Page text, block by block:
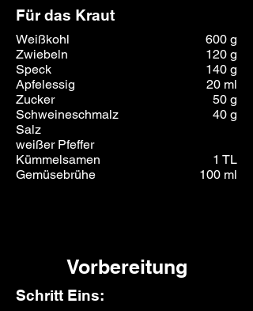
Für das Kraut
Weißkohl
Zwiebeln
Speck
Apfelessig
Zucker
Schweineschmalz
Salz
weißer Pfeffer
Kümmelsamen
Gemüsebrühe
600 g
120 g
140 g
20 ml
50 g
40 g
1 TL
100 ml
Vorbereitung
Schritt Eins: